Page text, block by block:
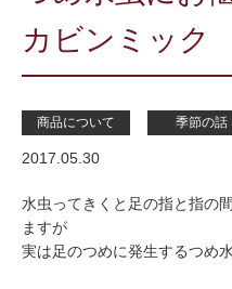
カビンミック
商品について 季節の話
2017.05.30
水虫ってきくと足の指と指の
ますが
実は足のつめに発生するつめ